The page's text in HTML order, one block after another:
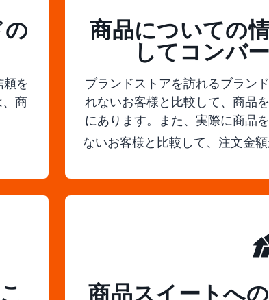
の
を
商
商品についての
してコンバ
ブランドストアを訪れるブラン
れないお客様と比較して、商品
にあります。また、実際に商品
ないお客様と比較して、注文金
商品スイートへ